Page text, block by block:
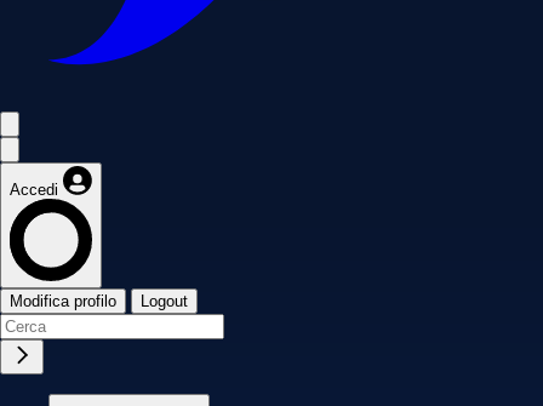
Accedi
Modifica profilo Logout